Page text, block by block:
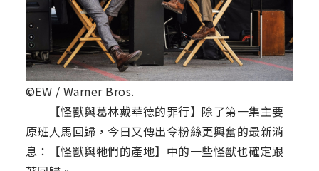
©EW / Warner Bros.
【怪獸與葛林戴華德的罪行】除了第一集主要
原班人馬回歸，今日又傳出令粉絲更興奮的最新消
息：【怪獸與牠們的產地】中的一些怪獸也確定跟